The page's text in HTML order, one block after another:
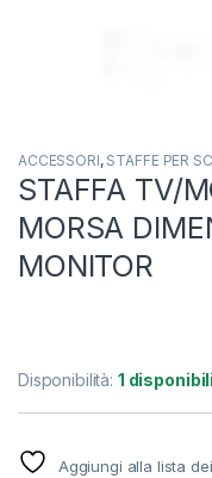
ACCESSORI, STAFFE PER
STAFFA TV/
MORSA
MONITOR
Disponibilità: 1 disponibili
Aggiungi alla lista